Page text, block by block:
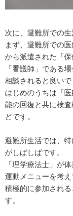
次に、避難所での
まず、避難所での
から派遣された「保
「看護師」である
相談されると良いで
はじめのうちは「
能の回復と共に検
どです。
避難所生活では、
がしばしばです。
「理学療法士」が
運動メニューを考え
積極的に参加され
す。